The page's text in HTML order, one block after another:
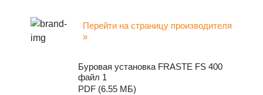
Перейти на страницу производителя
»
Буровая установка FRASTE FS 400
файл 1
PDF (6.55 МБ)